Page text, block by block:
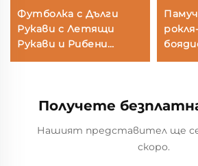
Футболка с Дълги
Рукави с Летящи
Рукави и Рибени
Панталони
рокля
Получете
Нашият представител ще се
скоро.